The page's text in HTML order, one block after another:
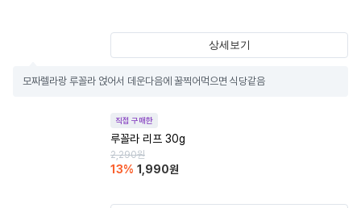
상세보기
모짜렐라랑 루꼴라 얹어서 데운다음에 꿀찍어먹으면 식당같음
직접 구매한
루꼴라 리프 30g
2,290원
13% 1,990원